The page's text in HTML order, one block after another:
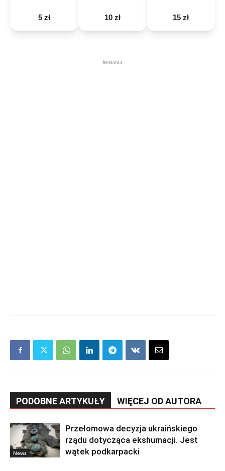
5 zł 10 zł 15 zł
Reklama
PODOBNE ARTYKUŁY WIĘCEJ OD AUTORA
News
Przełomowa decyzja ukraińskiego
rządu dotycząca ekshumacji. Jest
wątek podkarpacki